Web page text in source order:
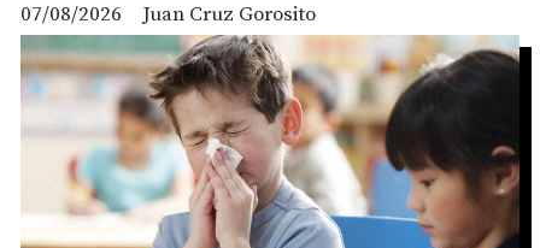
Juan Cruz Gorosito
07/08/2026